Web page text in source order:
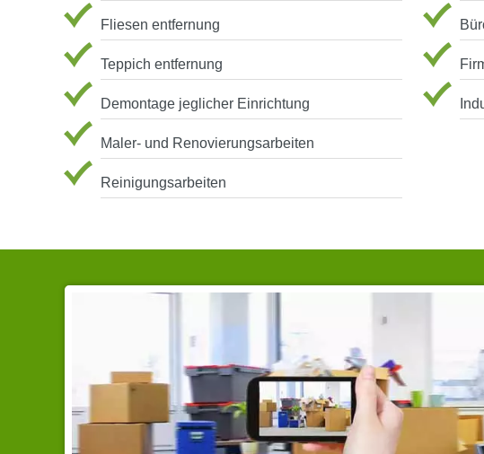
Fliesen entfernung
Teppich entfernung
Demontage jeglicher Einrichtung
Maler- und Renovierungsarbeiten
Reinigungsarbeiten